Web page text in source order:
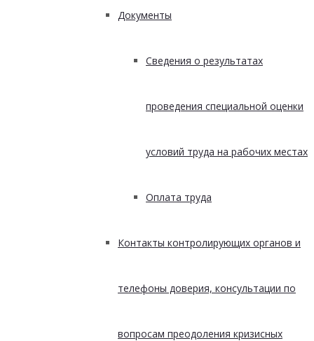
Документы
Сведения о результатах
проведения специальной оценки
условий труда на рабочих местах
Оплата труда
Контакты контролирующих органов и
телефоны доверия, консультации по
вопросам преодоления кризисных